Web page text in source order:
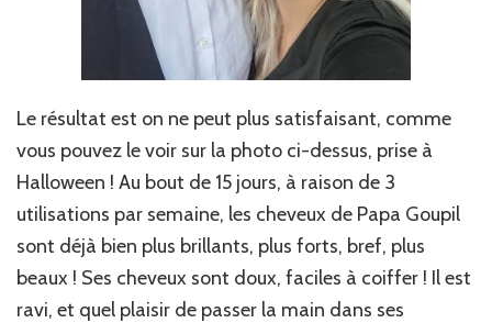
Le résultat est on ne peut plus satisfaisant, comme
vous pouvez le voir sur la photo ci-dessus, prise à
Halloween ! Au bout de 15 jours, à raison de 3
utilisations par semaine, les cheveux de Papa Goupil
sont déjà bien plus brillants, plus forts, bref, plus
beaux ! Ses cheveux sont doux, faciles à coiffer ! Il est
ravi, et quel plaisir de passer la main dans ses